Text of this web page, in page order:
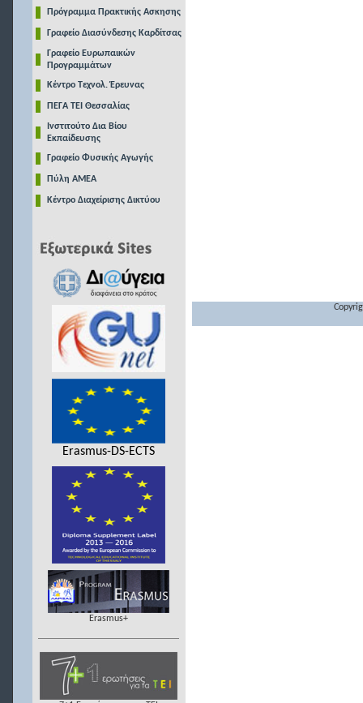
Πρόγραμμα Πρακτικής Ασκησης
Γραφείο Διασύνδεσης Καρδίτσας
Γραφείο Ευρωπαικών
Προγραμμάτων
Κέντρο Τεχνολ. Έρευνας
ΠΕΓΑ ΤΕΙ Θεσσαλίας
Ινστιτούτο Δια Βίου
Εκπαίδευσης
Γραφείο Φυσικής Αγωγής
Πύλη ΑΜΕΑ
Κέντρο Διαχείρισης Δικτύου
Erasmus-DS-ECTS
Erasmus+